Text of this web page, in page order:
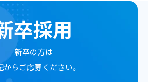
卒採用
新卒の方は
からご応募ください。